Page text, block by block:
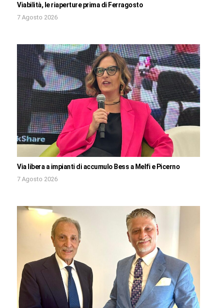
Viabilità, le riaperture prima di Ferragosto
7 Agosto 2026
Via libera a impianti di accumulo Bess a Melfi e Picerno
7 Agosto 2026